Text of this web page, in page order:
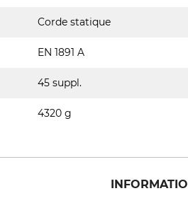
Corde statique
EN 1891 A
45 suppl.
4320 g